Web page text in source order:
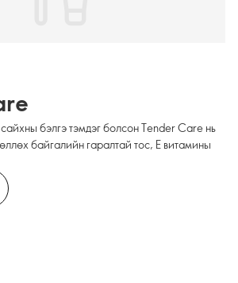
бэлгэ тэмдэг болсон Tender Care нь
байгалийн гаралтай тос, Е витамины